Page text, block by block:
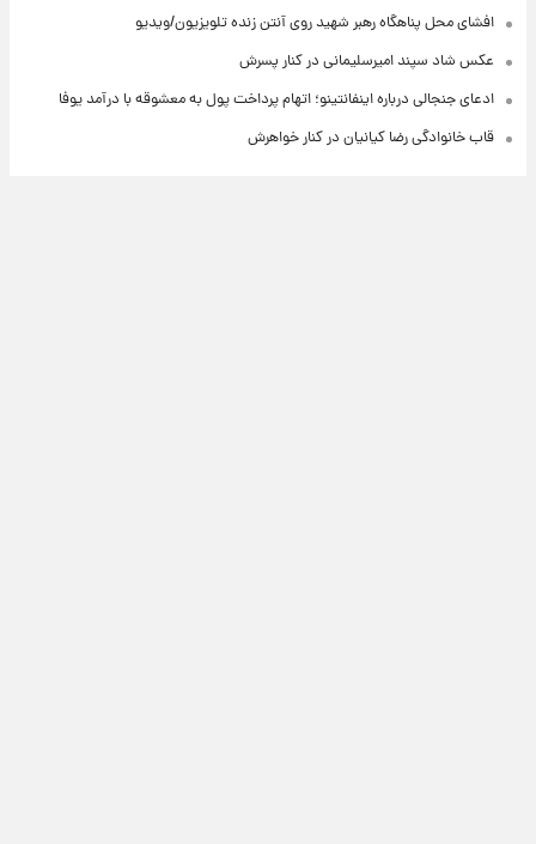
افشای محل پناهگاه‌ رهبر شهید روی آنتن زنده تلویزیون/ویدیو
عکس شاد سپند امیرسلیمانی در کنار پسرش
ادعای جنجالی درباره اینفانتینو؛ اتهام پرداخت پول به معشوقه با درآمد یوفا
قاب خانوادگی رضا کیانیان در کنار خواهرش